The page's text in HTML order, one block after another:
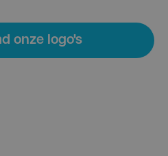
onze logo's